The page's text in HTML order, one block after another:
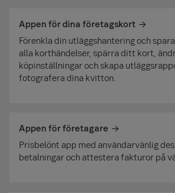
Appen för dina företagskort
Förenkla din utläggshantering och
alla korthändelser, spärra ditt kort,
köpinställningar och skapa
fotografera dina kvitton.
Appen för företagare
Prisbelönt app med användarvänlig
betalningar och attestera fakturor på